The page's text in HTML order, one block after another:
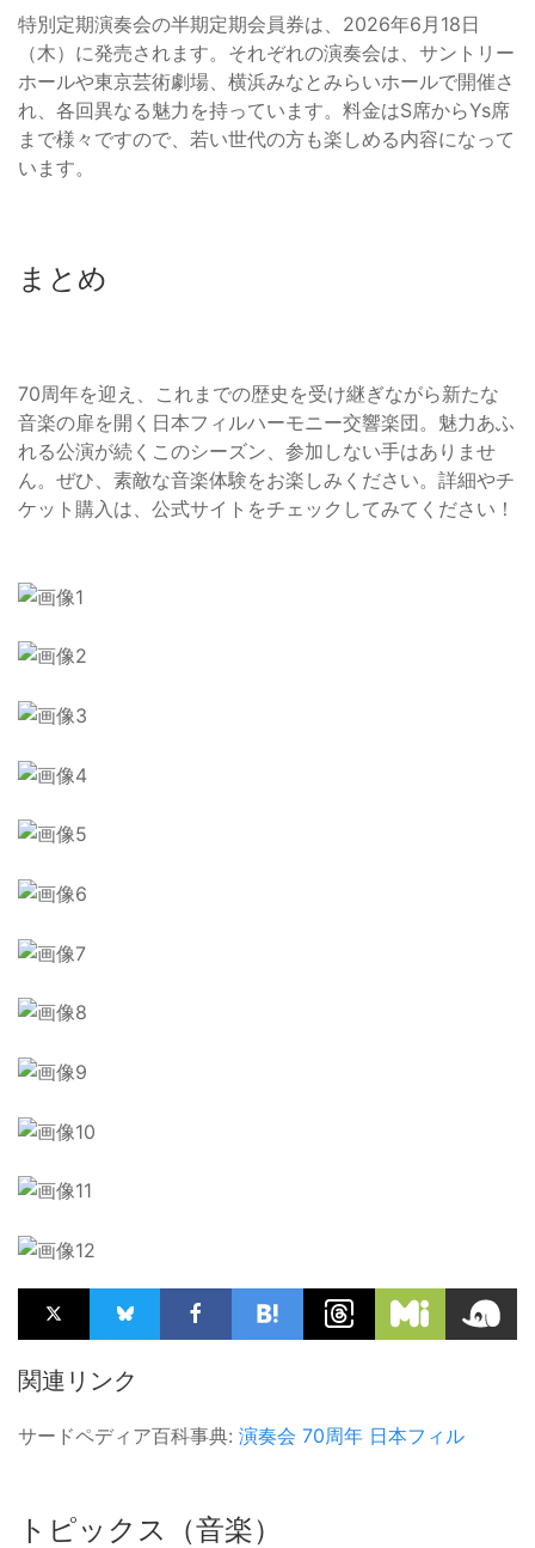
特別定期演奏会の半期定期会員券は、2026年6月18日
（木）に発売されます。それぞれの演奏会は、サントリー
ホールや東京芸術劇場、横浜みなとみらいホールで開催さ
れ、各回異なる魅力を持っています。料金はS席からYs席
まで様々ですので、若い世代の方も楽しめる内容になって
います。
まとめ
70周年を迎え、これまでの歴史を受け継ぎながら新たな
音楽の扉を開く日本フィルハーモニー交響楽団。魅力あふ
れる公演が続くこのシーズン、参加しない手はありませ
ん。ぜひ、素敵な音楽体験をお楽しみください。詳細やチ
ケット購入は、公式サイトをチェックしてみてください！
関連リンク
サードペディア百科事典: 演奏会 70周年 日本フィル
トピックス（音楽）